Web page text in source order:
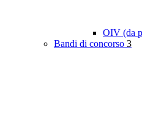
OIV (da
Bandi di concorso 3